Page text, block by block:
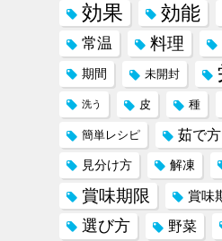
効果 効能
常温 料理
期間 未開封
洗う 皮 種
簡単レシピ 茹で方
見分け方 解凍
賞味期限 賞味
選び方 野菜